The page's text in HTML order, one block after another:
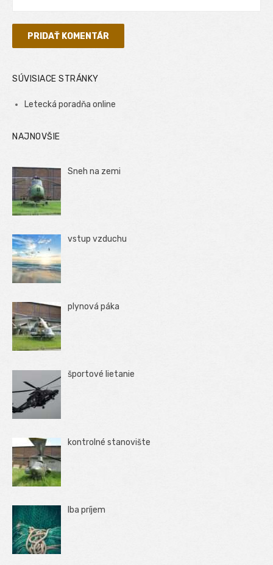
SÚVISIACE STRÁNKY
Letecká poradňa online
NAJNOVŠIE
Sneh na zemi
vstup vzduchu
plynová páka
športové lietanie
kontrolné stanovište
Iba príjem